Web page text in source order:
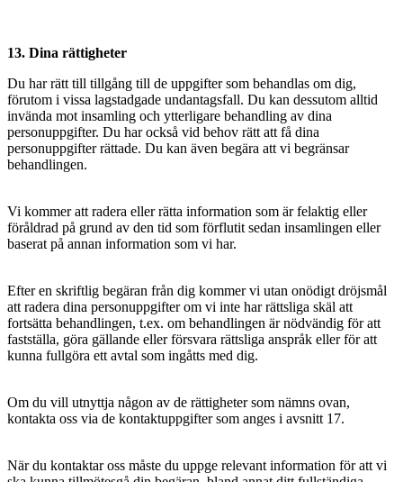
13. Dina rättigheter
Du har rätt till tillgång till de uppgifter som behandlas om dig,
förutom i vissa lagstadgade undantagsfall. Du kan dessutom alltid
invända mot insamling och ytterligare behandling av dina
personuppgifter. Du har också vid behov rätt att få dina
personuppgifter rättade. Du kan även begära att vi begränsar
behandlingen.
Vi kommer att radera eller rätta information som är felaktig eller
föråldrad på grund av den tid som förflutit sedan insamlingen eller
baserat på annan information som vi har.
Efter en skriftlig begäran från dig kommer vi utan onödigt dröjsmål
att radera dina personuppgifter om vi inte har rättsliga skäl att
fortsätta behandlingen, t.ex. om behandlingen är nödvändig för att
fastställa, göra gällande eller försvara rättsliga anspråk eller för att
kunna fullgöra ett avtal som ingåtts med dig.
Om du vill utnyttja någon av de rättigheter som nämns ovan,
kontakta oss via de kontaktuppgifter som anges i avsnitt 17.
När du kontaktar oss måste du uppge relevant information för att vi